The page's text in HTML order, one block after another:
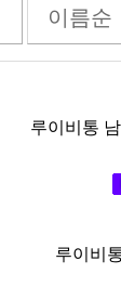
이름순
루이비통
루이비